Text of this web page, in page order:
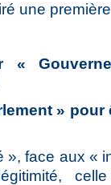
une
«
»
», face aux «